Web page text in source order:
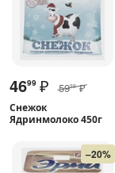
4699 ₽ 5999 ₽
Снежок
Ядринмолоко 450г
–20%